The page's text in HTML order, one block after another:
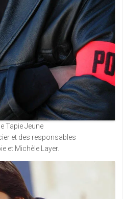
Tapie Jeune
et des responsables
et Michèle Layer.